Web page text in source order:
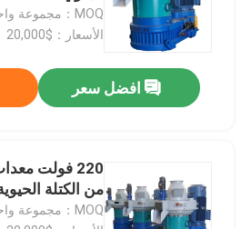
المنتجات
MOQ：مجموعة واحدة
الأسعار：$20,000
افضل سعر
220 فولت
من الكتلة
MOQ：مجموعة واحدة